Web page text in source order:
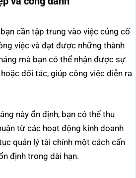
cần tập trung vào việc củng cố
việc và đạt được những thành
mà bạn có thể nhận được sự
đối tác, giúp công việc diễn ra
này ổn định, bạn có thể thu
từ các hoạt động kinh doanh
quản lý tài chính một cách cẩn
định trong dài hạn.